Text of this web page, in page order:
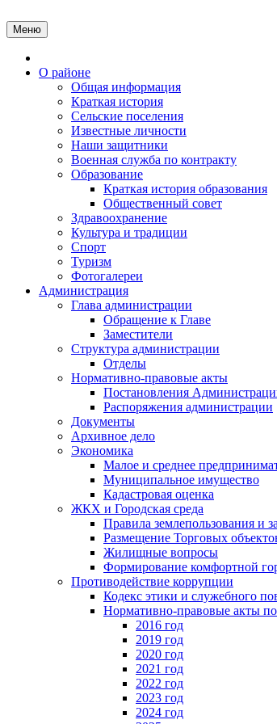
к
содержимому
Меню
О районе
Общая информация
Краткая история
Сельские поселения
Известные личности
Наши защитники
Военная служба по контракту
Образование
Краткая история образования
Общественный совет
Здравоохранение
Культура и традиции
Спорт
Туризм
Фотогалереи
Администрация
Глава администрации
Обращение к Главе
Заместители
Структура администрации
Отделы
Нормативно-правовые акты
Постановления
Распоряжения администрации
Документы
Архивное дело
Экономика
Малое и среднее
Муниципальное имущество
Кадастровая оценка
ЖКХ и Городская среда
Правила землепользования и
Размещение Торговых
Жилищные вопросы
Формирование комфортной
Противодействие коррупции
Кодекс этики и служебного
Нормативно-правовые акты
2016 год
2019 год
2020 год
2021 год
2022 год
2023 год
2024 год